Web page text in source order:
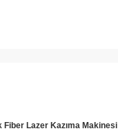
Lazer Kazıma Makinesi